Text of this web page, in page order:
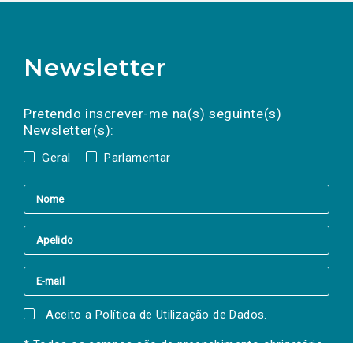
Newsletter
Pretendo inscrever-me na(s) seguinte(s)
Newsletter(s):
Geral Parlamentar
a(s) newsletter(s).
mail
Aceito a Política de Utilização de Dados.